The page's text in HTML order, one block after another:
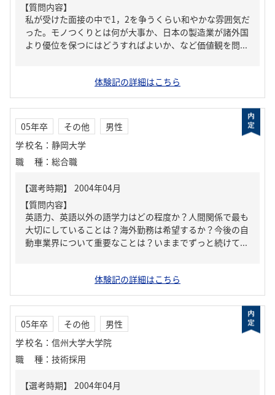
【質問内容】
私が受けた面接の中で1，2を争うくらい和やかな雰囲気だ
った。モノつくりとは何が大事か、日本の製造業が諸外国
より優位を保つにはどうすればよいか、など価値観を問...
体験記の詳細はこちら
05年卒 その他
男性
学校名 ： 静岡大学
職種 ： 総合職
【質問内容】
英語力、英語以外の語学力はどの程度か？人間関係で最も
大切にしていることは？海外勤務は希望するか？今後の自
動車業界について重要なことは？いままでずっと続けて...
体験記の詳細はこちら
05年卒 その他
男性
学校名 ： 信州大学大学院
職種 ： 技術採用